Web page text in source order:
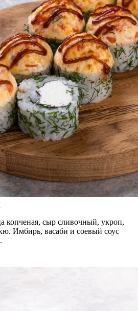
копченая, сыр сливочный, укроп,
Имбирь, васаби и соевый соус